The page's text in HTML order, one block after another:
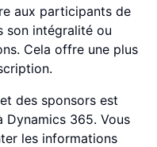
aux participants de
son intégralité ou
Cela offre une plus
des sponsors est
Dynamics 365. Vous
les informations